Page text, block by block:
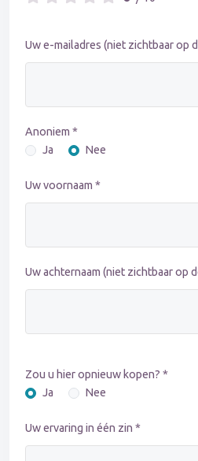
Uw e-mailadres (niet zichtbaar op
Anoniem *
Ja
Nee
Uw voornaam *
Uw achternaam (niet zichtbaar op
Zou u hier opnieuw kopen? *
Ja
Nee
Uw ervaring in één zin *